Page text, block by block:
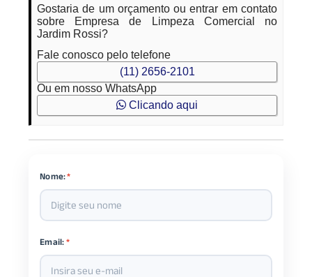
Gostaria de um orçamento ou entrar em contato
sobre Empresa de Limpeza Comercial no
Jardim Rossi?
Fale conosco pelo telefone
(11) 2656-2101
Ou em nosso WhatsApp
Clicando aqui
Nome:*
Email:*